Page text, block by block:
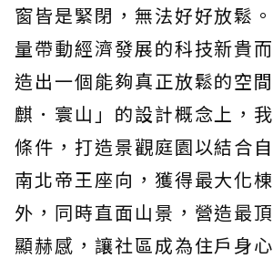
窗皆是緊閉，無法好好放鬆
量帶動經濟發展的科技新貴
造出一個能夠真正放鬆的空
麒．寰山」的設計概念上，
條件，打造景觀庭園以結合
南北帝王座向，獲得最大化
外，同時直面山景，營造最
顯赫感，讓社區成為住戶身